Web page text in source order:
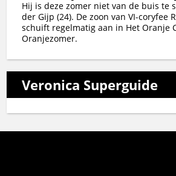
Hij is deze zomer niet van de buis te
der Gijp (24). De zoon van VI-coryfee
schuift regelmatig aan in Het Oranje
Oranjezomer.
Veronica Superguide